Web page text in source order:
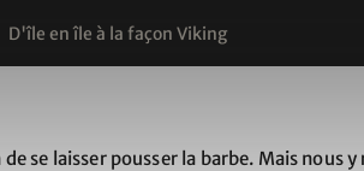
D'île en île à la façon Viking
se laisser pousser la barbe. Mais nous